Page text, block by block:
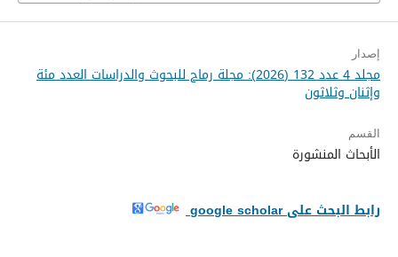
إصدار
مجلد 4 عدد 132 (2026): مجلة رماح للبحوث والدراسات العدد مئة
وإثنان وثلاثون
القسم
الأبحاث المنشورة
رابط البحث على google scholar